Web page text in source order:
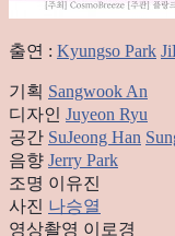
출연 : Kyungso Park
기획 Sangwook An
디자인 Juyeon Ryu
공간 SuJeong Han
음향 Jerry Park
조명 이유진
사진 나승열
영상촬영 이로경